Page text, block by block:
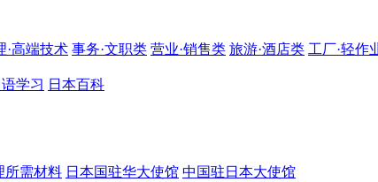
·高端技术 事务·文职类 营业·销售类 旅游·酒店类 工厂·轻作
语学习 日本百科
所需材料 日本国驻华大使馆 中国驻日本大使馆